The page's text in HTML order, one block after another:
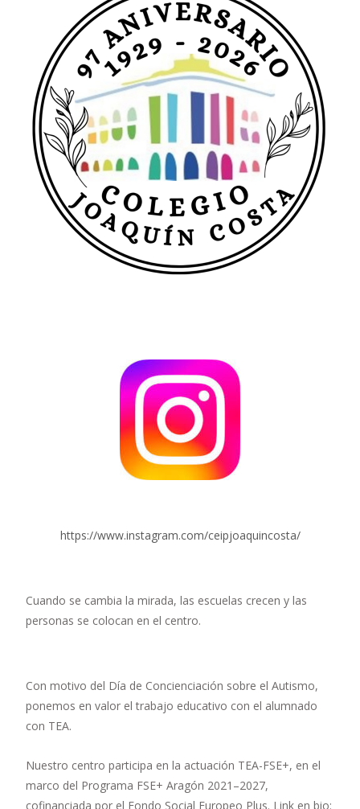
las
entradas
https://www.instagram.com/ceipjoaquincosta/
Cuando se cambia la mirada, las escuelas crecen y las
personas se colocan en el centro.
Con motivo del Día de Concienciación sobre el Autismo,
ponemos en valor el trabajo educativo con el alumnado
con TEA.
Nuestro centro participa en la actuación TEA-FSE+, en el
marco del Programa FSE+ Aragón 2021–2027,
cofinanciada por el Fondo Social Europeo Plus. Link en bio: